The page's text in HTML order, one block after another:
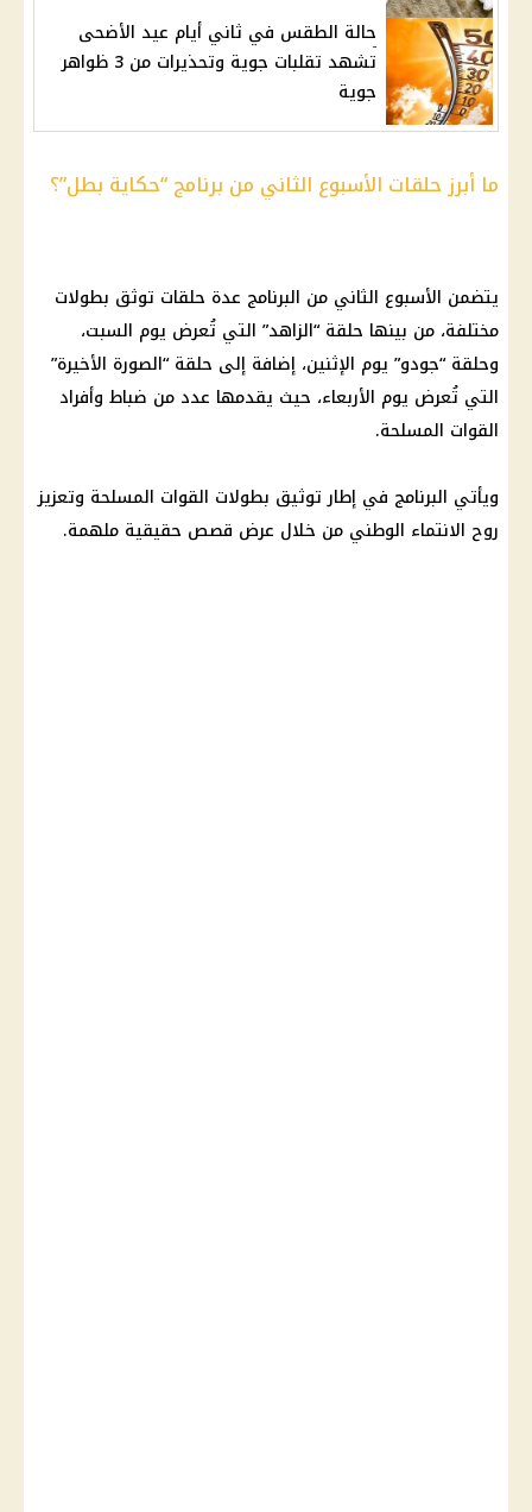
حالة الطقس في ثاني أيام عيد الأضحى
تشهد تقلبات جوية وتحذيرات من 3 ظواهر
جوية
ما أبرز حلقات الأسبوع الثاني من برنامج “حكاية بطل”؟
يتضمن الأسبوع الثاني من البرنامج عدة حلقات توثق بطولات
مختلفة، من بينها حلقة “الزاهد” التي تُعرض يوم السبت،
وحلقة “جودو” يوم الإثنين، إضافة إلى حلقة “الصورة الأخيرة”
التي تُعرض يوم الأربعاء، حيث يقدمها عدد من ضباط وأفراد
القوات المسلحة.
ويأتي البرنامج في إطار توثيق بطولات القوات المسلحة وتعزيز
روح الانتماء الوطني من خلال عرض قصص حقيقية ملهمة.